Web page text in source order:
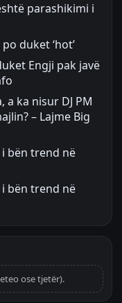
parashikimi i
duket ‘hot’
Engji pak javë
a ka nisur DJ PM
– Lajme Big
bën trend në
bën trend në
ose tjetër).